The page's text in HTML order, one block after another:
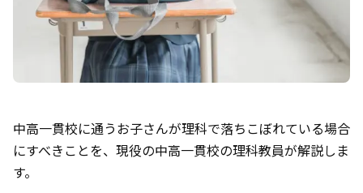
中高一貫校に通うお子さんが理科で落ちこぼれている場合
にすべきことを、現役の中高一貫校の理科教員が解説しま
す。